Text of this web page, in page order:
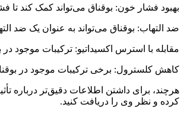
بهبود فشار خون: بوقناق می‌تواند کمک کند
ضد التهاب: بوقناق می‌تواند به عنوان یک ضد
مقابله با استرس اکسیداتیو: ترکیبات
کاهش کلسترول: برخی ترکیبات موجود در
هرچند، برای داشتن اطلاعات دقیق‌تر درباره
کرده و نظر وی را دریافت کنید.